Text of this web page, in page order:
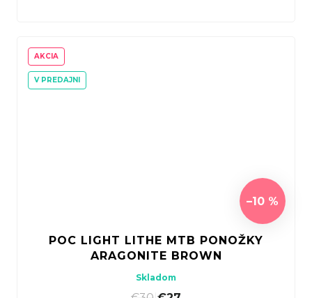
AKCIA
V PREDAJNI
–10 %
POC LIGHT LITHE MTB PONOŽKY
ARAGONITE BROWN
Skladom